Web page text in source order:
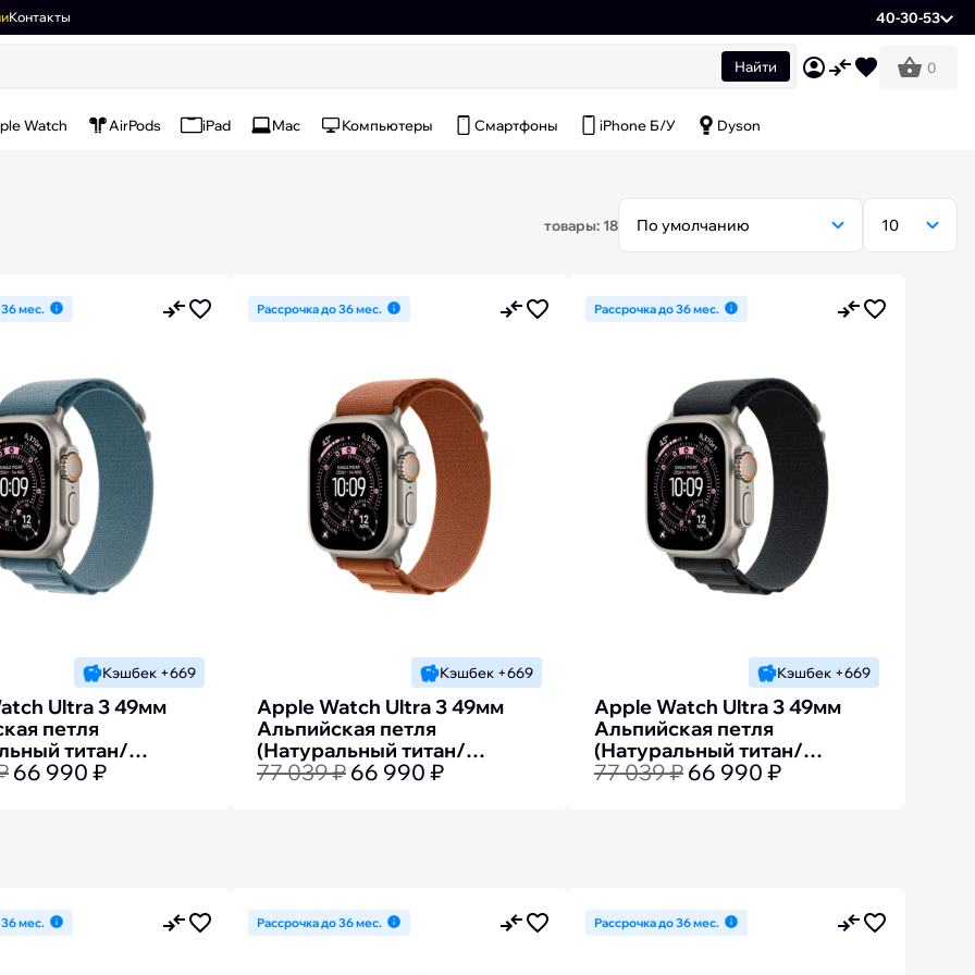
Контакты 40-30-53
Найти 0
Watch AirPods iPad Mac Компьютеры Смартфоны iPhone Б/У Dyson
товары: 18
мес.
Кэшбек +669
Ultra 3 49мм
петля
титан/
66 990 ₽
Рассрочка до 36 мес.
Кэшбек +669
Apple Watch Ultra 3 49мм
Альпийская петля
(Натуральный титан/
Терракотовый)
77 039 ₽ 66 990 ₽
Рассрочка до 36 мес.
Кэшбек +669
Apple Watch Ultra 3 49мм
Альпийская петля
(Натуральный титан/
Чёрный)
77 039 ₽ 66 990 ₽
мес. Рассрочка до 36 мес. Рассрочка до 36 мес.